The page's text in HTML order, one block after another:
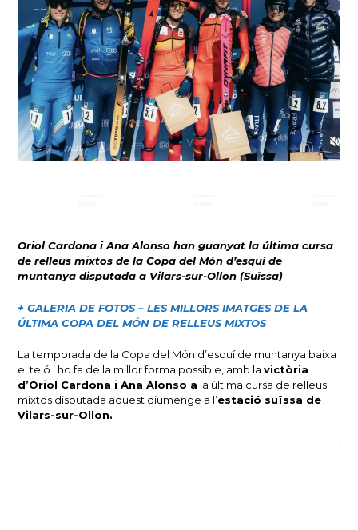
Oriol Cardona i Ana Alonso han guanyat la última cursa
de relleus mixtos de la Copa del Món d’esquí de
muntanya disputada a Vilars-sur-Ollon (Suïssa)
+ GALERIA DE FOTOS – LES MILLORS IMATGES DE LA
ÚLTIMA COPA DEL MÓN DE RELLEUS MIXTOS
La temporada de la Copa del Món d’esquí de muntanya baixa
el teló i ho fa de la millor forma possible, amb lavictòria
d’Oriol Cardona i Ana Alonso a la última cursa de relleus
mixtos disputada aquest diumenge a l’estació suïssa de
Vilars-sur-Ollon.